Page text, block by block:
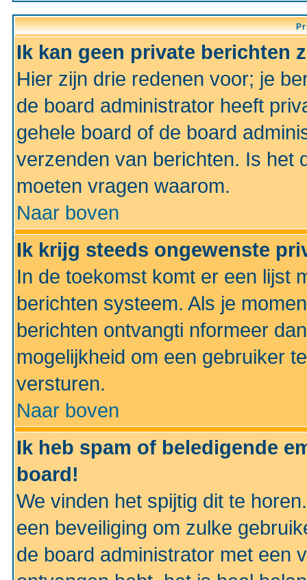
Ik kan geen private berichten
Hier zijn drie redenen voor; je
de board administrator heeft
gehele board of de board
verzenden van berichten. Is het
moeten vragen waarom.
Naar boven
Ik krijg steeds ongewenste
In de toekomst komt er een lijst
berichten systeem. Als je
berichten ontvangti nformeer
mogelijkheid om een gebruiker
versturen.
Naar boven
Ik heb spam of beledigende
board!
We vinden het spijtig dit te
een beveiliging om zulke
de board administrator met een